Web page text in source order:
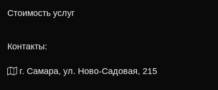
Стоимость услуг
Контакты:
г. Самара, ул. Ново-Садовая, 215